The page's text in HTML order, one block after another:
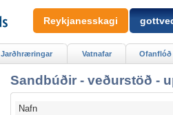
Sandbúðir - veðurstöð -
Nafn
Jarðhræringar Vatnafar Ofanflóð
Reykjanesskagi